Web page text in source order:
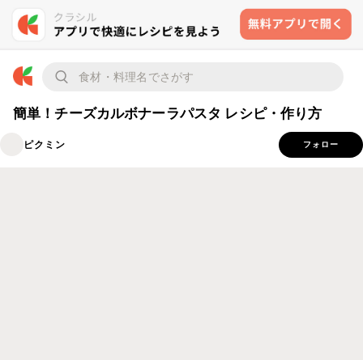
簡単！チーズカルボナーラパスタ レシピ・作り方
ピクミン フォロー